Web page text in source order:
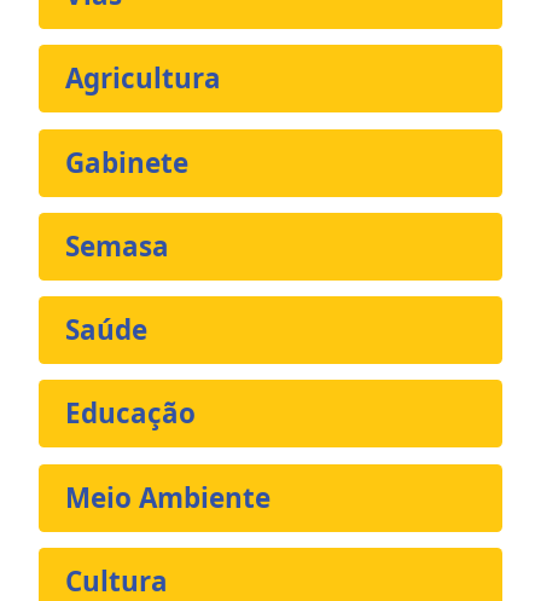
Agricultura
Gabinete
Semasa
Saúde
Educação
Meio Ambiente
Cultura